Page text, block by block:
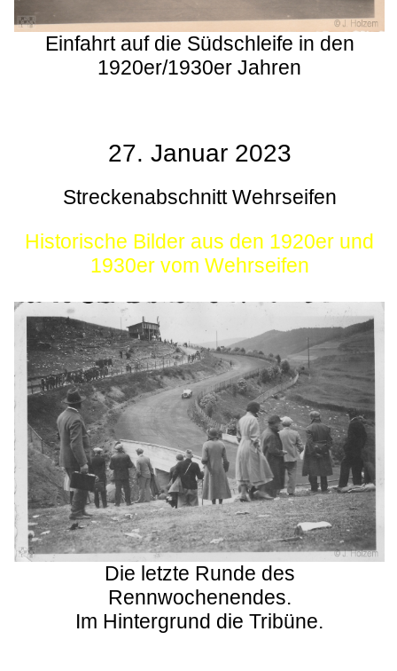
Einfahrt auf die Südschleife in den
1920er/1930er Jahren
27. Januar 2023
Streckenabschnitt Wehrseifen
Historische Bilder aus den 1920er und
1930er vom Wehrseifen
Die letzte Runde des
Rennwochenendes.
Im Hintergrund die Tribüne.